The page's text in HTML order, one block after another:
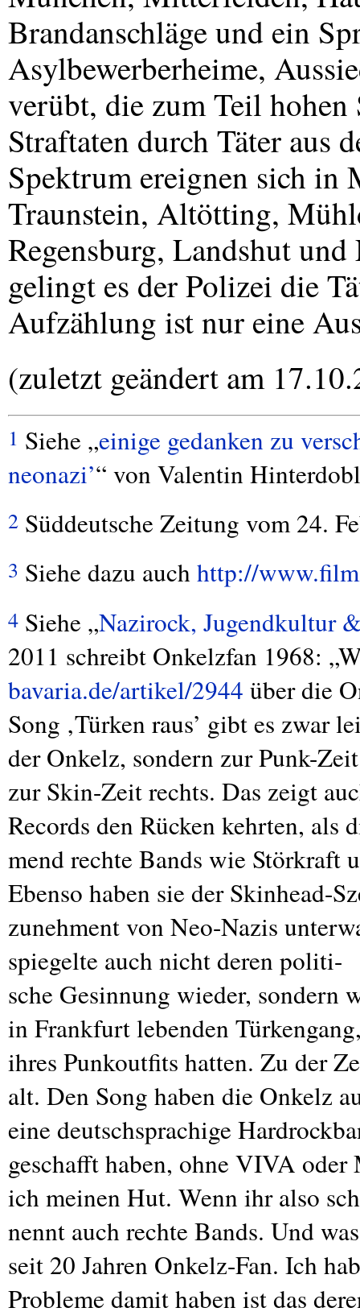
Brandanschläge und ein
Asylbewerberheime,
verübt, die zum Teil hohen
Straftaten durch Täter aus
Spektrum ereignen sich in
Traunstein, Altötting,
Regensburg, Landshut
gelingt es der Polizei die
Aufzählung ist nur eine
(zuletzt geändert am
1 Siehe „einige gedanken zu
neonazi’“ von Valentin
2 Süddeutsche Zeitung vom 24.
3 Siehe dazu auchhttp://
4 Siehe „Nazirock, Jugendkultur
2011 schreibt Onkelzfan 1968:
bavaria.de/artikel/2944 über die
Song ‚Türken raus’ gibt es zwar
der Onkelz, sondern zur Punk-
zur Skin-Zeit rechts. Das zeigt
Records den Rücken kehrten, als
mend rechte Bands wie Störkraft
Ebenso haben sie der Skinhead-
zunehment von Neo-Nazis
spiegelte auch nicht deren politi-
sche Gesinnung wieder, sondern
in Frankfurt lebenden
ihres Punkoutfits hatten. Zu der
alt. Den Song haben die Onkelz
eine deutschsprachige
geschafft haben, ohne VIVA oder
ich meinen Hut. Wenn ihr also
nennt auch rechte Bands. Und
seit 20 Jahren Onkelz-Fan. Ich
Probleme damit haben ist das